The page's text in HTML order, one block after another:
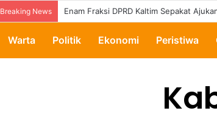
Breaking News Enam Fraksi DPRD Kaltim Sepakat
Warta Politik Ekonomi Peristiwa